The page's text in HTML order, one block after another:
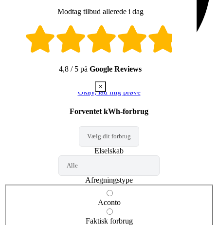
Derudover vil du blive kontaktet af op til tre af følgende
samarbejdspartnere og giver samtykke til følgende udsagn:
Norlys Energi A/S (CVR: 25118359)
Jeg giver samtykke til, at Norlys Energi A/S må
kontakte mig via telefonopkald, e-mail og sms/mms med
Samtidig giver jeg samtykke til behandling af min
persondata i den forbindelse.
Samtykket kan altid tilbagekaldes ved at kontakte os på
energi@norlys.dkeller ved at klikke på afmeldingslinket
Du kan læse i vorespersondatapolitik
JYSK ENERGI A/S (CVR: 21105848)
Jeg giver hermed mit samtykke til at modtage
markedsføring fra Jysk Energi A/S via e-mail, sms og
telefonopkald vedrørende gode tilbud på energi.
Samtidig giver jeg samtykke til behandling af min
persondata i den forbindelse.
Du kan til enhver tid trække dit samtykke tilbage ved at
kundeservice@jyskenergi.dk
klikke på afmeldingslinket i vores e-mails.
Læs mere om behandling af din persondata
fremsendelse af markedsføring
Modtag tilbud allerede i dag
4,8 / 5 på Google Reviews
×
Okay, lad mig prøve
Forventet kWh-forbrug
Elselskab
Afregningstype
Aconto
Faktisk forbrug